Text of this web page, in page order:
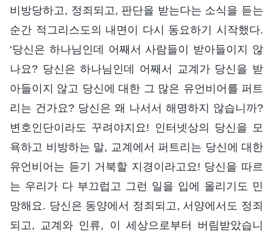
비방당하고, 정죄되고, 판단을 받는다는 소식을 듣는
순간 적그리스도의 내면이 다시 동요하기 시작했다.
‘당신은 하나님인데 어째서 사람들이 받아들이지 않
나요? 당신은 하나님인데 어째서 교계가 당신을 받
아들이지 않고 당신에 대한 그 많은 유언비어를 퍼트
리는 건가요? 당신은 왜 나서서 해명하지 않습니까?
변호인단이라도 꾸려야지요! 인터넷상의 당신을 모
욕하고 비방하는 말, 교계에서 퍼트리는 당신에 대한
유언비어는 듣기 거북할 지경이라고요! 당신을 따르
는 우리가 다 부끄럽고 그런 일을 입에 올리기도 민
망해요. 당신은 동양에서 정죄되고, 서양에서도 정죄
되고, 교계와 인류, 이 세상으로부터 버림받았습니